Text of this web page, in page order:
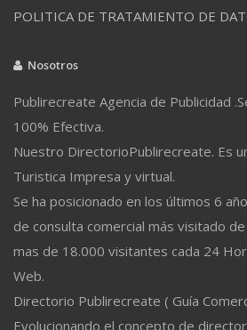
POLITICA DE TRATAMIENTO DE
Nosotros
Publirecreate Agencia de Publicidad
100% Efectiva.
Nuestro DirectorioPublirecreate. Es
Turistica Impresa y virtual.
Se ha posicionado en los últimos 6
de consulta comercial más visitado
mas de 18.000 visitantes cada 24
Web.
Directorio Publirecreate ( Guía
Evolucionando el concepto de